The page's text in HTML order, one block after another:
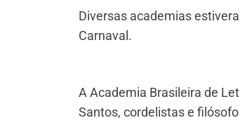
Diversas academias
Carnaval.
A Academia Brasileira de
Santos, cordelistas e